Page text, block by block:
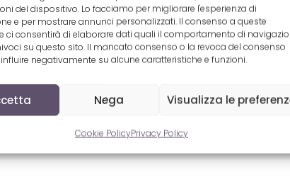
del dispositivo. Lo facciamo per migliorare l'esperienza di
e per mostrare annunci personalizzati. Il consenso a queste
ci consentirà di elaborare dati quali il comportamento di
su questo sito. Il mancato consenso o la revoca del consenso
negativamente su alcune caratteristiche e funzioni.
Nega Visualizza le
Cookie PolicyPrivacy Policy